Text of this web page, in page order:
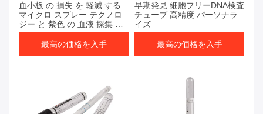
血小板 の 損失 を 軽減 する
マイクロ スプレー テクノロ
ジー と 紫色 の 血液 採集 管
の 単一 管
最高の価格を入手
早期発見 細胞フリーDNA検査
チューブ 高精度 パーソナラ
イズ
最高の価格を入手